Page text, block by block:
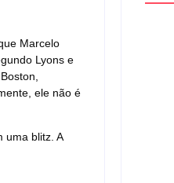
Marcelo
Lyons e
ele não é
uma blitz. A